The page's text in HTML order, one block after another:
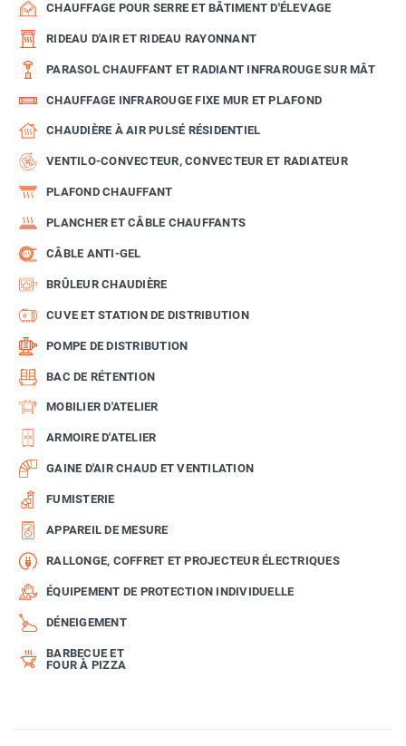
CHAUFFAGE POUR SERRE ET BÂTIMENT D'ÉLEVAGE
RIDEAU D'AIR ET RIDEAU RAYONNANT
PARASOL CHAUFFANT ET RADIANT INFRAROUGE SUR MÂT
CHAUFFAGE INFRAROUGE FIXE MUR ET PLAFOND
CHAUDIÈRE À AIR PULSÉ RÉSIDENTIEL
VENTILO-CONVECTEUR, CONVECTEUR ET RADIATEUR
PLAFOND CHAUFFANT
PLANCHER ET CÂBLE CHAUFFANTS
CÂBLE ANTI-GEL
BRÛLEUR CHAUDIÈRE
CUVE ET STATION DE DISTRIBUTION
POMPE DE DISTRIBUTION
BAC DE RÉTENTION
MOBILIER D'ATELIER
ARMOIRE D'ATELIER
GAINE D'AIR CHAUD ET VENTILATION
FUMISTERIE
APPAREIL DE MESURE
RALLONGE, COFFRET ET PROJECTEUR ÉLECTRIQUES
ÉQUIPEMENT DE PROTECTION INDIVIDUELLE
DÉNEIGEMENT
BARBECUE ET
FOUR À PIZZA